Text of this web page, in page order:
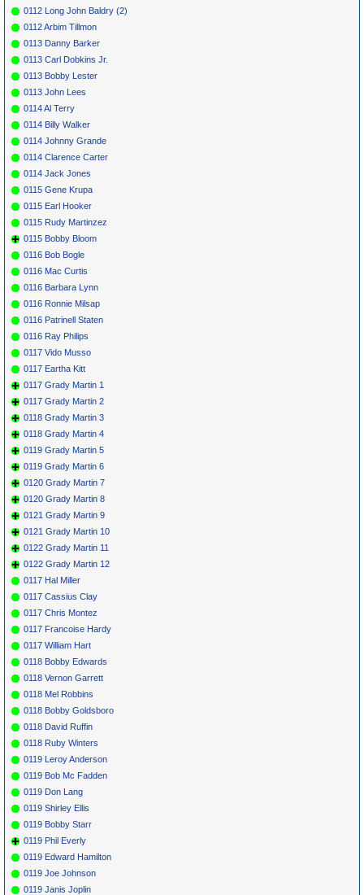
0112 Long John Baldry (2)
0112 Arbim Tillmon
0113 Danny Barker
0113 Carl Dobkins Jr.
0113 Bobby Lester
0113 John Lees
0114 Al Terry
0114 Billy Walker
0114 Johnny Grande
0114 Clarence Carter
0114 Jack Jones
0115 Gene Krupa
0115 Earl Hooker
0115 Rudy Martinzez
0115 Bobby Bloom
0116 Bob Bogle
0116 Mac Curtis
0116 Barbara Lynn
0116 Ronnie Milsap
0116 Patrinell Staten
0116 Ray Philips
0117 Vido Musso
0117 Eartha Kitt
0117 Grady Martin 1
0117 Grady Martin 2
0118 Grady Martin 3
0118 Grady Martin 4
0119 Grady Martin 5
0119 Grady Martin 6
0120 Grady Martin 7
0120 Grady Martin 8
0121 Grady Martin 9
0121 Grady Martin 10
0122 Grady Martin 11
0122 Grady Martin 12
0117 Hal Miller
0117 Cassius Clay
0117 Chris Montez
0117 Francoise Hardy
0117 William Hart
0118 Bobby Edwards
0118 Vernon Garrett
0118 Mel Robbins
0118 Bobby Goldsboro
0118 David Ruffin
0118 Ruby Winters
0119 Leroy Anderson
0119 Bob Mc Fadden
0119 Don Lang
0119 Shirley Ellis
0119 Bobby Starr
0119 Phil Everly
0119 Edward Hamilton
0119 Joe Johnson
0119 Janis Joplin